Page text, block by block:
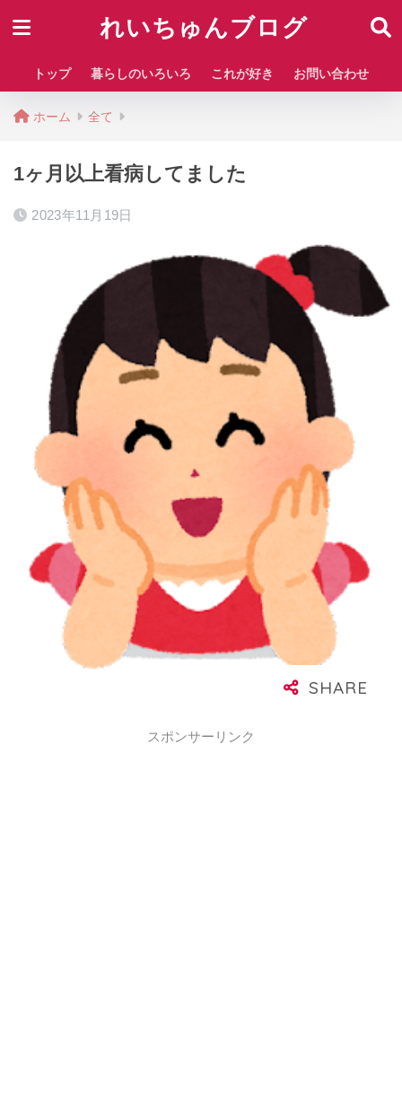
れいちゅんブログ
トップ 暮らしのいろいろ これが好き お問い合わせ
ホーム 全て
1ヶ月以上看病してました
2023年11月19日
スポンサーリンク